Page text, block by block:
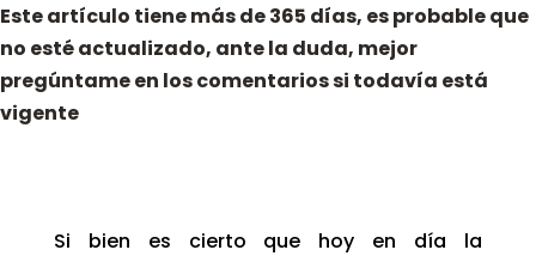
Este artículo tiene más de 365 días, es probable que
no esté actualizado, ante la duda, mejor
pregúntame en los comentarios si todavía está
vigente
Si bien es cierto que hoy en día la